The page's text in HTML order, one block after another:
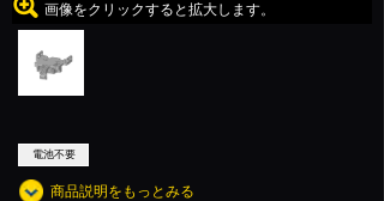
画像をクリックすると拡大します。
電池不要
商品説明をもっとみる